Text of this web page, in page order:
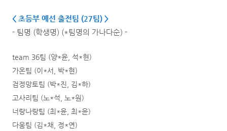
< 초등부 예선 출전팀 (27팀) >
- 팀명 (학생명) (*팀명의 가나다순) -
team 36팀 (양*윤, 석*현)
가온팀 (이*서, 박*현)
검정망토팀 (박*진, 김*하)
고사리팀 (노*석, 노*원)
너랑나랑팀 (최*윤, 최*윤)
다움팀 (김*채, 정*연)